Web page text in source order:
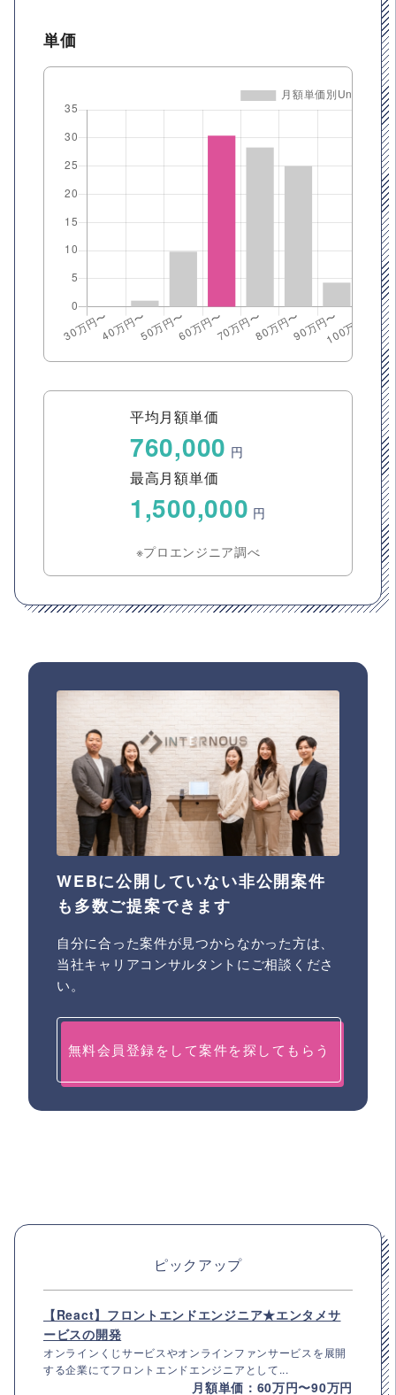
単価
平均月額単価
760,000 円
最高月額単価
1,500,000 円
※プロエンジニア調べ
WEBに公開していない非公開案件
も多数ご提案できます
自分に合った案件が見つからなかった方は、
当社キャリアコンサルタントにご相談くださ
い。
無料会員登録をして案件を探してもらう
ピックアップ
【React】フロントエンドエンジニア★エンタメサ
ービスの開発
オンラインくじサービスやオンラインファンサービスを展開
する企業にてフロントエンドエンジニアとして...
月額単価：60万円〜90万円